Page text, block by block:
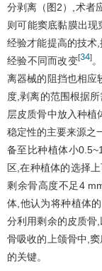
分剥离（ 图2）,术者
则可能窦底黏膜出
经验才能提高的技术
经验不同而改变[34]
离器械的阻挡也相应
度,剥离的范围根据
层皮质骨中放入种植
稳定性的主要来源之
备至比种植体小
区,在种植体的选择
剩余骨高度不足4
体,他认为将种植体
分利用剩余的皮质骨
骨吸收的上颌骨中,
的关键。